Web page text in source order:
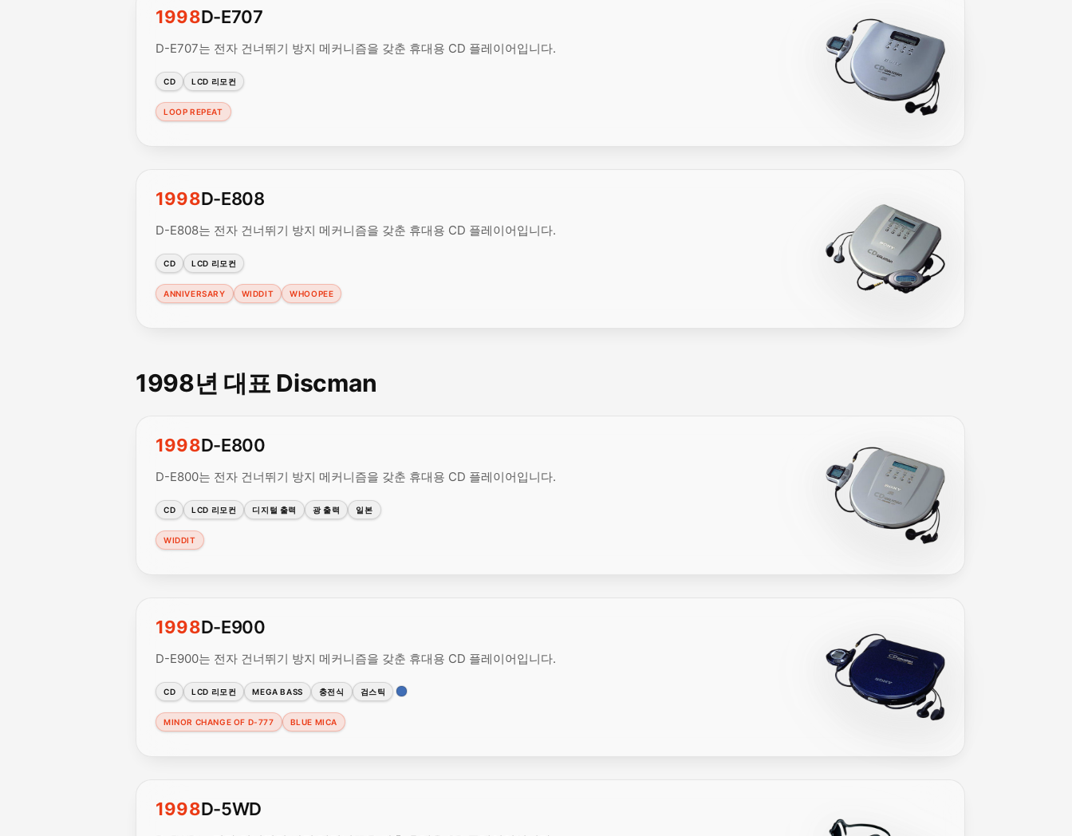
1998D-E707
D-E707는 전자 건너뛰기 방지 메커니즘을 갖춘 휴대용 CD 플레이어입니다.
CD LCD 리모컨
LOOP REPEAT
1998D-E808
D-E808는 전자 건너뛰기 방지 메커니즘을 갖춘 휴대용 CD 플레이어입니다.
CD LCD 리모컨
ANNIVERSARY WIDDIT WHOOPEE
1998년 대표 Discman
1998D-E800
D-E800는 전자 건너뛰기 방지 메커니즘을 갖춘 휴대용 CD 플레이어입니다.
CD LCD 리모컨 디지털 출력 광 출력 일본
WIDDIT
1998D-E900
D-E900는 전자 건너뛰기 방지 메커니즘을 갖춘 휴대용 CD 플레이어입니다.
CD LCD 리모컨 MEGA BASS 충전식 검스틱
MINOR CHANGE OF D-777 BLUE MICA
1998D-5WD